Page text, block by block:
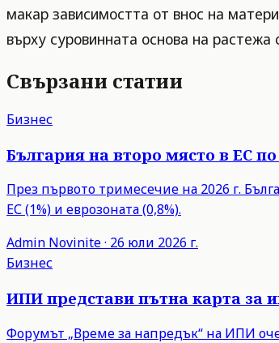
макар зависимостта от внос на
върху суровинната основа на растежа
Свързани статии
Бизнес
България на второ място в ЕС
През първото тримесечие на 2026 г.
ЕС (1%) и еврозоната (0,8%).
Admin Novinite· 26 юли 2026 г.
Бизнес
ИПИ представи пътна карта за
Форумът „Време за напредък“ на ИПИ